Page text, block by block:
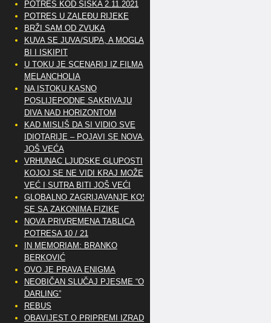
POTRES KOD SISKA 2.11.2021
POTRES U ZALEĐU RIJEKE
BRŽI SAM OD ZVUKA
KUVA SE JUVA/SUPA, A MOGLA
BI I ISKIPIT
U TOKU JE SCENARIJ IZ FILMA
MELANCHOLIA
NA ISTOKU KASNO
POSLIJEPODNE SAKRIVAJU
DIVA NAD HORIZONTOM
KAD MISLIŠ DA SI VIDIO SVE
IDIOTARIJE – POJAVI SE NOVA,..
JOŠ VEĆA
VRHUNAC LJUDSKE GLUPOSTI
KOJOJ SE NE VIDI KRAJ MOŽE
VEĆ I SUTRA BITI JOŠ VEĆI
GLOBALNO ZAGRIJAVANJE KOSI
SE SA ZAKONIMA FIZIKE
NOVA PRIVREMENA TABLICA
POTRESA 10 / 21
IN MEMORIAM: BRANKO
BERKOVIĆ
OVO JE PRAVA ENIGMA
NEOBIČAN SLUČAJ PJESME “OH
DARLING”
REBUS
OBAVIJEST O PRIPREMI IZRADE